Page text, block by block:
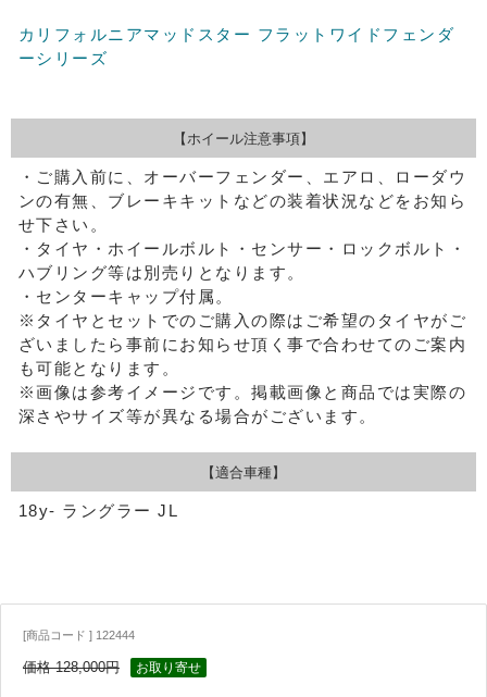
カリフォルニアマッドスター フラットワイドフェンダ
ーシリーズ
【ホイール注意事項】
・ご購入前に、オーバーフェンダー、エアロ、ローダウ
ンの有無、ブレーキキットなどの装着状況などをお知ら
せ下さい。
・タイヤ・ホイールボルト・センサー・ロックボルト・
ハブリング等は別売りとなります。
・センターキャップ付属。
※タイヤとセットでのご購入の際はご希望のタイヤがご
ざいましたら事前にお知らせ頂く事で合わせてのご案内
も可能となります。
※画像は参考イメージです。掲載画像と商品では実際の
深さやサイズ等が異なる場合がございます。
【適合車種】
18y- ラングラー JL
[商品コード ] 122444
価格 128,000円 お取り寄せ